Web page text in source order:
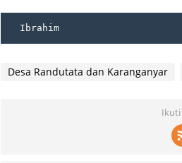
  Ibrahim
Desa Randutata dan Karanganyar
Ikuti